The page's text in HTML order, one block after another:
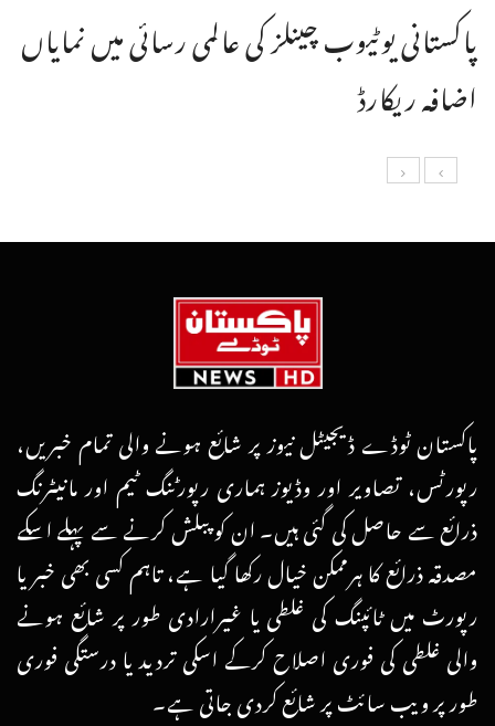
پاکستانی یوٹیوب چینلز کی عالمی رسائی میں نمایاں
اضافہ ریکارڈ
پاکستان ٹوڈے ڈیجیٹل نیوز پر شائع ہونے والی تمام خبریں،
رپورٹس، تصاویر اور وڈیوز ہماری رپورٹنگ ٹیم اور مانیٹرنگ
ذرائع سے حاصل کی گئی ہیں۔ ان کو پبلش کرنے سے پہلے اسکے
مصدقہ ذرائع کا ہرممکن خیال رکھا گیا ہے، تاہم کسی بھی خبر یا
رپورٹ میں ٹائپنگ کی غلطی یا غیرارادی طور پر شائع ہونے
والی غلطی کی فوری اصلاح کرکے اسکی تردید یا درستگی فوری
طور پر ویب سائٹ پر شائع کردی جاتی ہے۔